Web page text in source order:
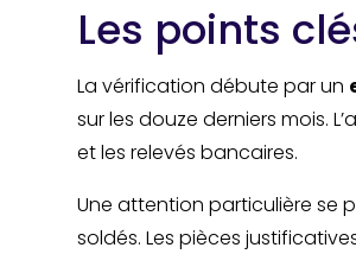
Les points
La vérification débute par un
sur les douze derniers mois.
et les relevés bancaires.
Une attention particulière se
soldés. Les pièces